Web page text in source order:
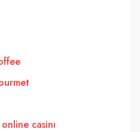
casinı